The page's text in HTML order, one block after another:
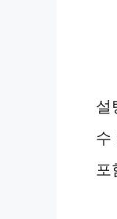
설
수
포